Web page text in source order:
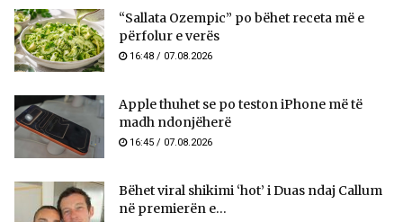
“Sallata Ozempic” po bëhet receta më e
përfolur e verës
16:48 / 07.08.2026
Apple thuhet se po teston iPhone më të
madh ndonjëherë
16:45 / 07.08.2026
Bëhet viral shikimi ‘hot’ i Duas ndaj Callum
në premierën e...